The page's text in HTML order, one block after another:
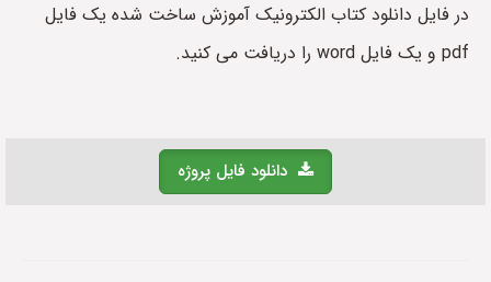
در فایل دانلود کتاب الکترونیک آموزش ساخت شده یک فایل
pdf و یک فایل word را دریافت می کنید.
دانلود فایل پروژه